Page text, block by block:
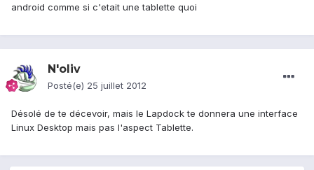
android comme si c'etait une tablette quoi
N'oliv
Posté(e) 25 juillet 2012
Désolé de te décevoir, mais le Lapdock te donnera une interface
Linux Desktop mais pas l'aspect Tablette.